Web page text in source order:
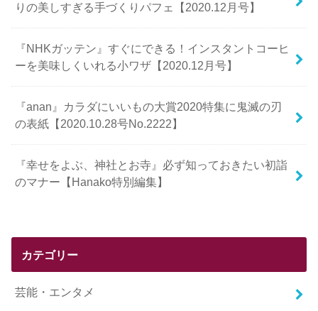
りの美しすぎる手づくりパフェ【2020.12月号】
『NHKガッテン』すぐにできる！インスタントコーヒ
ーを美味しくいれる小ワザ【2020.12月号】
『anan』カラダにいいもの大賞2020特集に鬼滅の刃
の表紙【2020.10.28号No.2222】
『幸せをよぶ、神社とお寺』必ず知っておきたい初詣
のマナー【Hanako特別編集】
カテゴリー
芸能・エンタメ